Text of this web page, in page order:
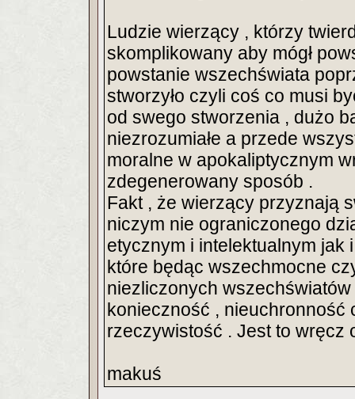
Ludzie wierzący , którzy
skomplikowany aby mógł
powstanie wszechświata
stworzyło czyli coś co musi
od swego stworzenia , dużo
niezrozumiałe a przede
moralne w apokaliptycznym
zdegenerowany sposób .
Fakt , że wierzący przyznają
niczym nie ograniczonego
etycznym i intelektualnym jak
które będąc wszechmocne
niezliczonych
konieczność , nieuchronność
rzeczywistość . Jest to wręcz
makuś